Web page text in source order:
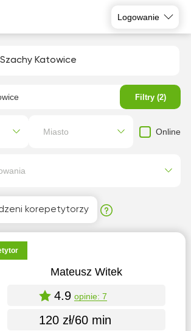
Logowanie
Katowice
korepetytorzy
Mateusz Witek
4.9 opinie: 7
120 zł/60 min
Filtry (2)
Miasto Online